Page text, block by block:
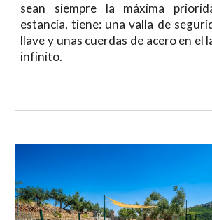
sean siempre la máxima
estancia, tiene: una valla de
llave y unas cuerdas de acero en el
infinito.